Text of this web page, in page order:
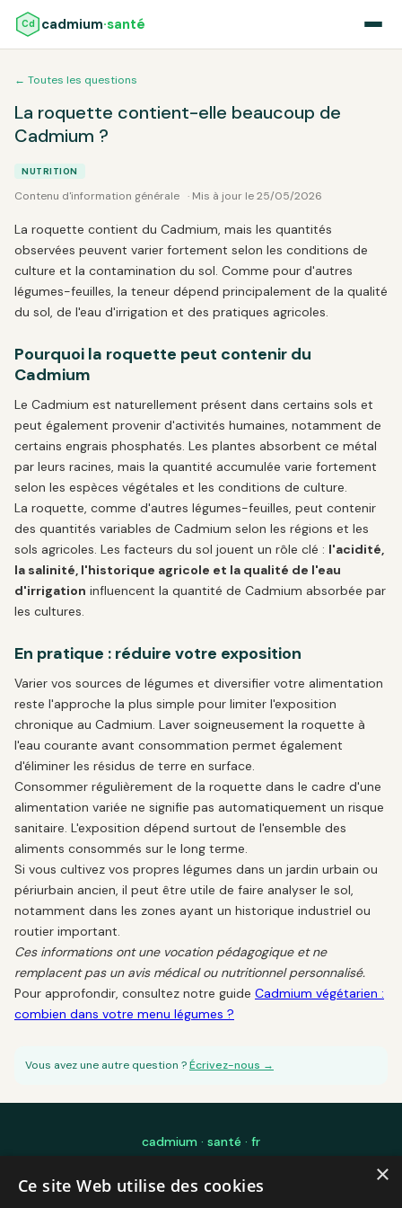
Cd cadmium·santé
← Toutes les questions
La roquette contient-elle beaucoup de
Cadmium ?
NUTRITION
Contenu d'information générale · Mis à jour le 25/05/2026
La roquette contient du Cadmium, mais les quantités
observées peuvent varier fortement selon les conditions de
culture et la contamination du sol. Comme pour d'autres
légumes-feuilles, la teneur dépend principalement de la qualité
du sol, de l'eau d'irrigation et des pratiques agricoles.
Pourquoi la roquette peut contenir du
Cadmium
Le Cadmium est naturellement présent dans certains sols et
peut également provenir d'activités humaines, notamment de
certains engrais phosphatés. Les plantes absorbent ce métal
par leurs racines, mais la quantité accumulée varie fortement
selon les espèces végétales et les conditions de culture.
La roquette, comme d'autres légumes-feuilles, peut contenir
des quantités variables de Cadmium selon les régions et les
sols agricoles. Les facteurs du sol jouent un rôle clé : l'acidité,
la salinité, l'historique agricole et la qualité de l'eau
d'irrigation influencent la quantité de Cadmium absorbée par
les cultures.
En pratique : réduire votre exposition
Varier vos sources de légumes et diversifier votre alimentation
reste l'approche la plus simple pour limiter l'exposition
chronique au Cadmium. Laver soigneusement la roquette à
l'eau courante avant consommation permet également
d'éliminer les résidus de terre en surface.
Consommer régulièrement de la roquette dans le cadre d'une
alimentation variée ne signifie pas automatiquement un risque
sanitaire. L'exposition dépend surtout de l'ensemble des
aliments consommés sur le long terme.
Si vous cultivez vos propres légumes dans un jardin urbain ou
périurbain ancien, il peut être utile de faire analyser le sol,
notamment dans les zones ayant un historique industriel ou
routier important.
Ces informations ont une vocation pédagogique et ne
remplacent pas un avis médical ou nutritionnel personnalisé.
Pour approfondir, consultez notre guide Cadmium végétarien :
combien dans votre menu légumes ?
Vous avez une autre question ?Écrivez-nous →
cadmium · santé · fr
l'éducation — Toulouse, France
×
Ce site Web utilise des cookies